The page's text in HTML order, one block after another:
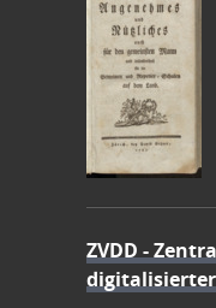
ZVDD -